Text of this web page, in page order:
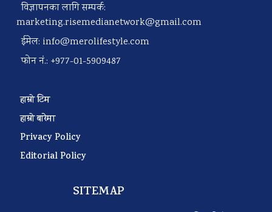
विज्ञापनका लागि सम्पर्क:
marketing.risemedianetwork@gmail.com
ईमेल: info@merolifestyle.com
फोन नं.: +977-01-5909487
हाम्रो टिम
हाम्रो बारेमा
Privacy Policy
Editorial Policy
SITEMAP